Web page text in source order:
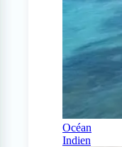
Océan
Indien